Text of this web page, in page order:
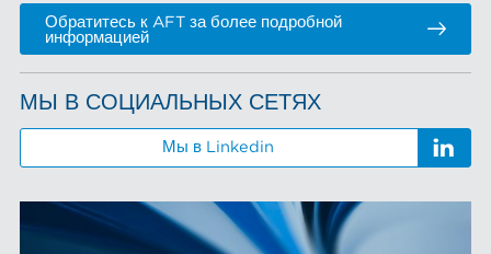
Обратитесь к AFT за более подробной
информацией
МЫ В СОЦИАЛЬНЫХ СЕТЯХ
Мы в Linkedin